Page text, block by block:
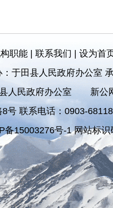
职能| 联系我们 设为首
于田县人民政府办公室
人民政府办公室
新公
号 联系电话：0903-
备15003276号-1 网站标